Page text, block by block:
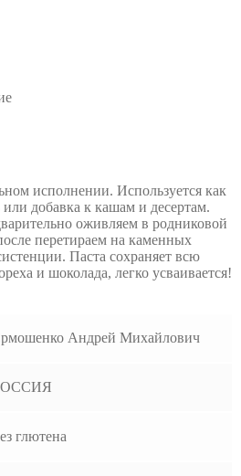
исполнении. Используется как
или добавка к кашам и десертам.
оживляем в родниковой
перетираем на каменных
Паста сохраняет всю
и шоколада, легко усваивается!
Андрей Михайлович
глютена